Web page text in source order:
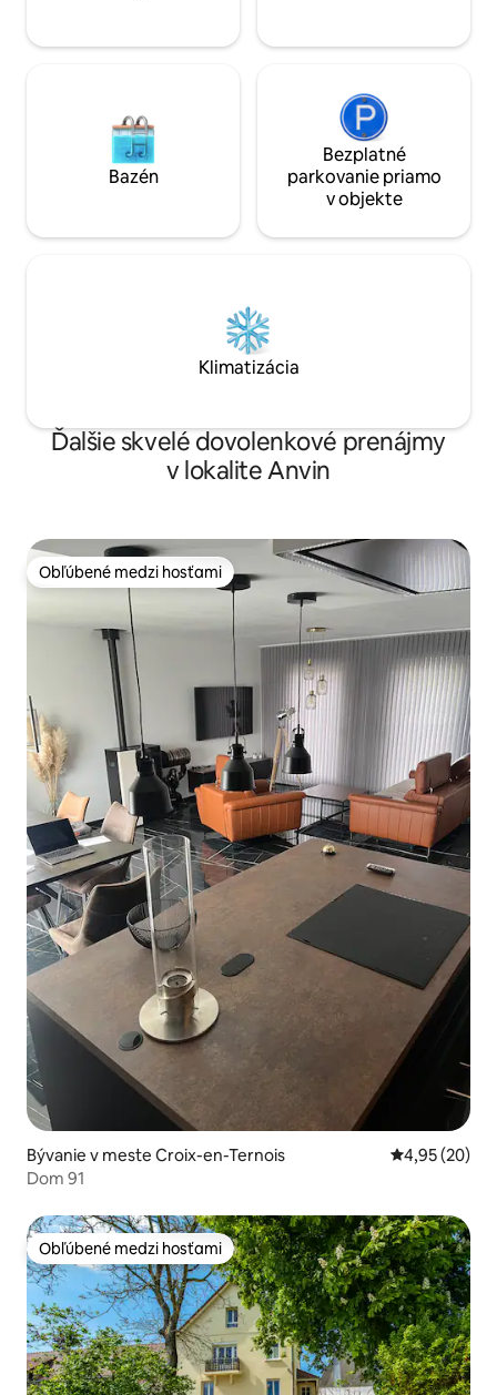
Bazén
Bezplatné
parkovanie priamo
v objekte
Klimatizácia
Ďalšie skvelé dovolenkové prenájmy
v lokalite Anvin
Obľúbené medzi hosťami
Obľúbené medzi hosťami
Bývanie v meste Croix-en-Ternois Priemerné
4,95 (20)
Dom 91
Obľúbené medzi hosťami
Obľúbené medzi hosťami